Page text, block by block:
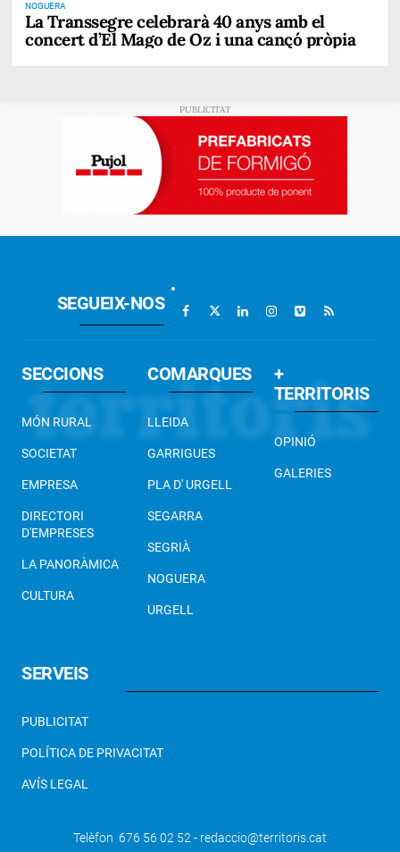
NOGUERA
La Transsegre celebrarà 40 anys amb el
concert d’El Mago de Oz i una cançó pròpia
SEGUEIX-NOS
SECCIONS
MÓN RURAL
SOCIETAT
EMPRESA
DIRECTORI
D'EMPRESES
LA PANORÀMICA
CULTURA
COMARQUES
LLEIDA
GARRIGUES
PLA D' URGELL
SEGARRA
SEGRIÀ
NOGUERA
URGELL
+
TERRITORIS
OPINIÓ
GALERIES
SERVEIS
PUBLICITAT
POLÍTICA DE PRIVACITAT
AVÍS LEGAL
Telèfon 676 56 02 52 - redaccio@territoris.cat